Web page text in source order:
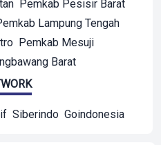
Pemkab Pesisir Barat
Lampung Tengah
Pemkab Mesuji
Barat
Siberindo Goindonesia